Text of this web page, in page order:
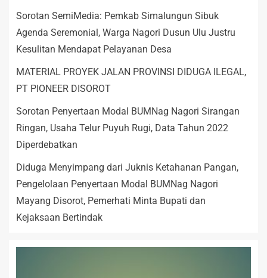
Sorotan SemiMedia: Pemkab Simalungun Sibuk
Agenda Seremonial, Warga Nagori Dusun Ulu Justru
Kesulitan Mendapat Pelayanan Desa
MATERIAL PROYEK JALAN PROVINSI DIDUGA ILEGAL,
PT PIONEER DISOROT
Sorotan Penyertaan Modal BUMNag Nagori Sirangan
Ringan, Usaha Telur Puyuh Rugi, Data Tahun 2022
Diperdebatkan
Diduga Menyimpang dari Juknis Ketahanan Pangan,
Pengelolaan Penyertaan Modal BUMNag Nagori
Mayang Disorot, Pemerhati Minta Bupati dan
Kejaksaan Bertindak